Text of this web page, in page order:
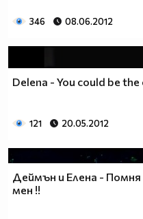
346 08.06.2012
Delena - You could be
121 20.05.2012
Деймън и Елена - Помня
мен !!